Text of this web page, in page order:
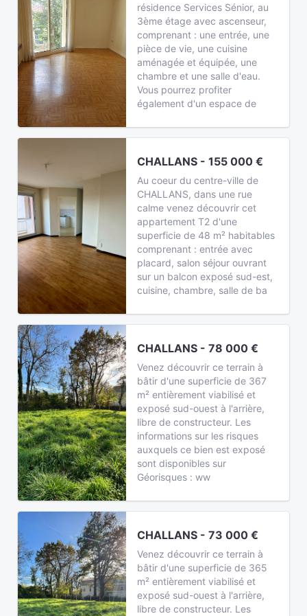
résidence Services Sénior, au
3ème étage avec ascenseur,
comprenant : une entrée, une
pièce de vie, une cuisine
aménagée et équipée, une
chambre et une salle d'eau.
Vous pourrez profiter
également d'un espace de
CHALLANS - 155 000 €
Au coeur du centre-ville de
CHALLANS, dans une rue
calme venez découvrir cet
appartement T2 d'une
superficie de 48 m² habitables
comprenant : entrée avec
placard, salon séjour ouvrant
sur un balcon exposé sud-est,
cuisine, chambre, salle de ba
CHALLANS - 78 000 €
Venez découvrir ce terrain à
bâtir d'une superficie de 367
m² entièrement viabilisé et
exposé sud-ouest à l'arrière,
libre de constructeur. Les
informations sur les risques
auxquels ce bien est exposé
sont disponibles sur
Géorisques : ww
CHALLANS - 73 000 €
Venez découvrir ce terrain à
bâtir d'une superficie de 365
m² entièrement viabilisé et
exposé sud-ouest à l'arrière,
libre de constructeur. Les